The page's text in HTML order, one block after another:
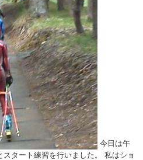
今日は午
タート練習を行いました。 私はショ